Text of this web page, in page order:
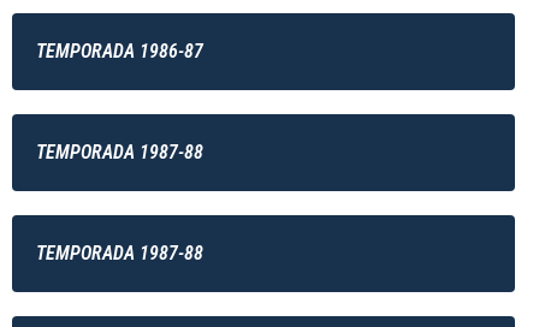
TEMPORADA 1986-87
TEMPORADA 1987-88
TEMPORADA 1987-88